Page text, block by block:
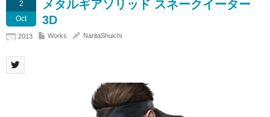
2
Oct
メタルギアソリッド スネークイーター
3D
2013 Works NaritaShuichi